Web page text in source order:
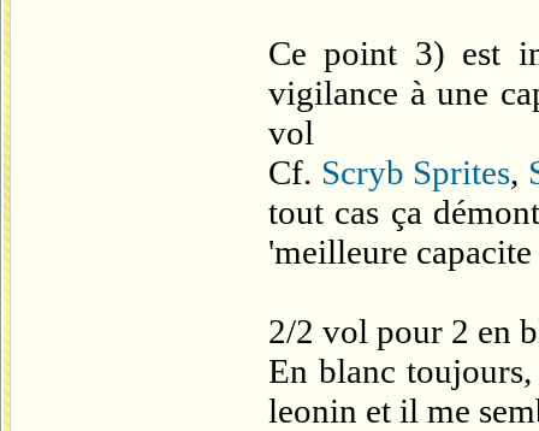
Ce point 3) est
vigilance à une
vol
Cf. Scryb Sprites,
tout cas ça
'meilleure
2/2 vol pour 2 en
En blanc
leonin et il me